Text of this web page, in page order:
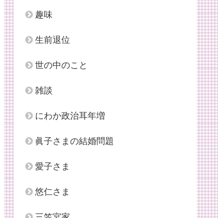
趣味
生前退位
世の中のこと
雑談
にわか政治耳年増
眞子さまの結婚問題
愛子さま
悠仁さま